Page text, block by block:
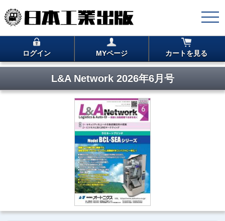
ログイン MYページ カートを見る
L&A Network 2026年6月号